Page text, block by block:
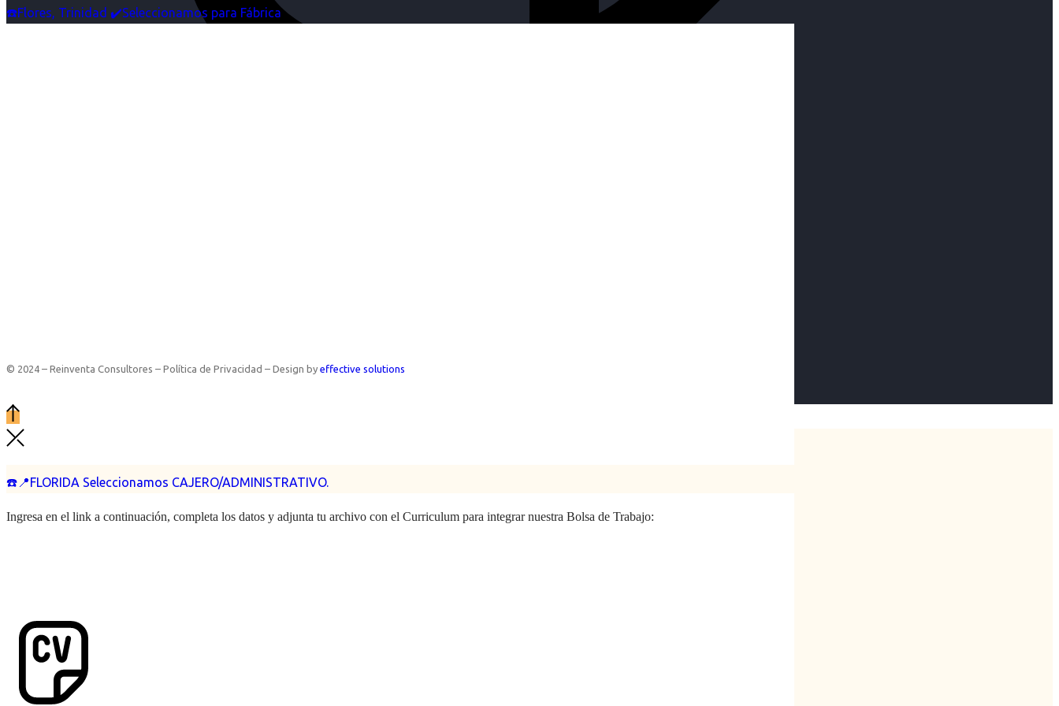
☎️Flores, Trinidad ✔️Seleccionamos para Fábrica
☎️📍FLORIDA Seleccionamos CAJERO/ADMINISTRATIVO.
© 2024 – Reinventa Consultores – Política de Privacidad – Design by effective solutions
Ingresa en el link a continuación, completa los datos y adjunta tu archivo con el Curriculum para integrar nuestra Bolsa de Trabajo: